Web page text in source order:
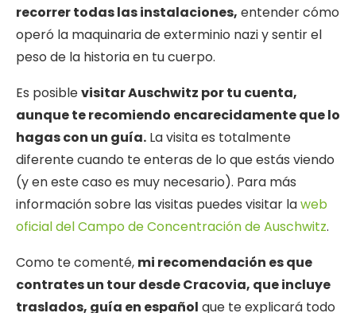
recorrer todas las instalaciones, entender cómo
operó la maquinaria de exterminio nazi y sentir el
peso de la historia en tu cuerpo.
Es posiblevisitar Auschwitz por tu cuenta,
aunque te recomiendo encarecidamente que lo
hagas con un guía. La visita es totalmente
diferente cuando te enteras de lo que estás viendo
(y en este caso es muy necesario). Para más
información sobre las visitas puedes visitar laweb
oficial del Campo de Concentración de Auschwitz.
Como te comenté, mi recomendación es que
contrates un tour desde Cracovia, que incluye
traslados, guía en español que te explicará todo